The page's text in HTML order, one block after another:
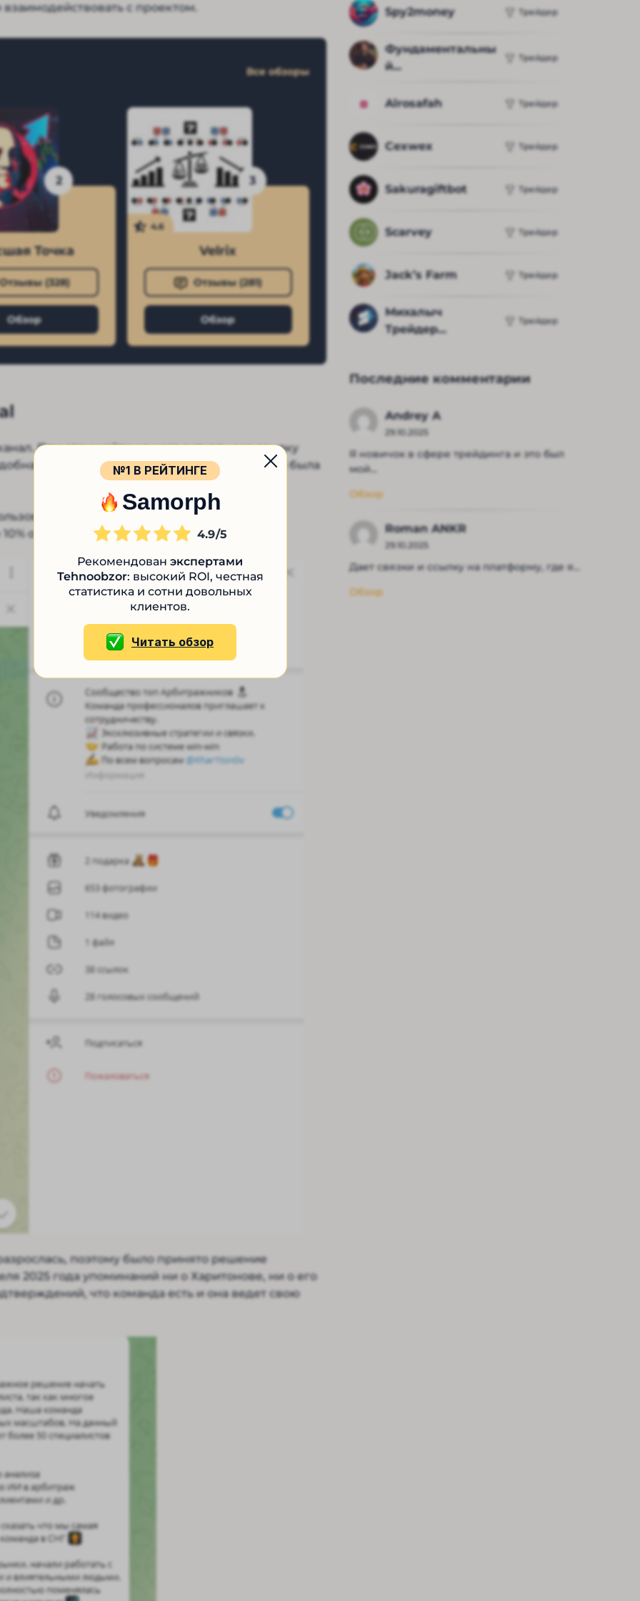
с проектом.
Все обзоры
2
Точка
(328)
Обзор
3
4.6
Velrix
Отзывы (281)
Обзор
При этом найти на него актуальную ссылку
конспирация – большой вопрос. Группа была
низкое количество просмотров:
от общего числа аудитории.
поэтому было принято решение
2025 года упоминаний ни о Харитонове, ни о его
что команда есть и она ведет свою
Spy2money Трейдер
Фундаментальны
й...
Трейдер
Alrosafah Трейдер
Cexwex Трейдер
Sakuragiftbot Трейдер
Scarvey Трейдер
Jack’s Farm Трейдер
Михалыч
Трейдер...
Трейдер
Последние комментарии
Andrey A
29.10.2025
Я новичок в сфере трейдинга и это был
мой...
Обзор
Roman ANKR
29.10.2025
Дает связки и ссылку на платформу, где я...
Обзор
№1 В РЕЙТИНГЕ
Samorph
4.9
Рекомендован экспертами
Tehnoobzor: высокий ROI, честная
статистика и сотни довольных
клиентов.
Читать обзор